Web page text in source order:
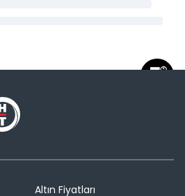
Altın Fiyatları